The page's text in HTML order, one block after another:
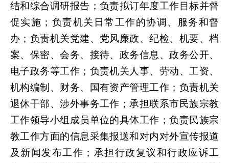
结和综合调研报告；负责拟订年度工作目标并督
促实施；负责机关日常工作的协调、服务和督
办；负责机关党建、党风廉政、纪检、机要、档
案、保密、会务、接待、政务信息、政务公开、
电子政务等工作；负责机关人事、劳动、工资、
机构编制、财务、国有资产管理工作；负责机关
退休干部、涉外事务工作；承担联系市民族宗教
工作领导小组成员单位的具体工作；负责民族宗
教工作方面的信息采集报送和对内对外宣传报道
及新闻发布工作；承担行政复议和行政应诉工